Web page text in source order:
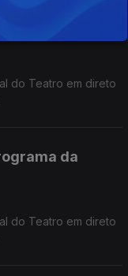
do Teatro em direto
da
do Teatro em direto